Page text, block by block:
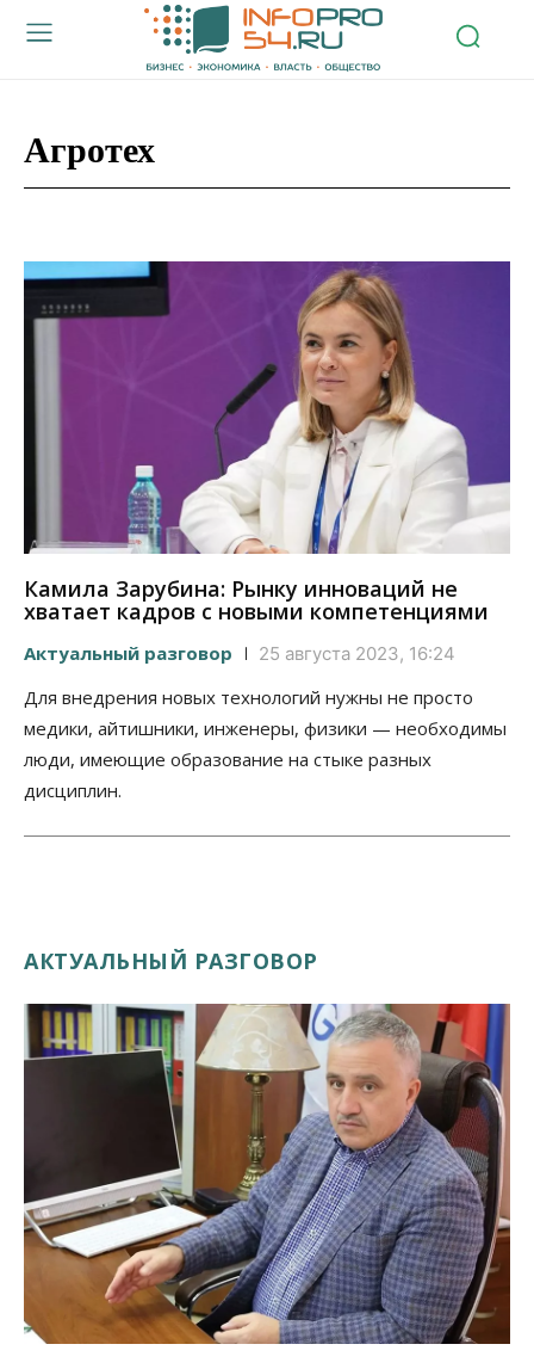
Агротех
Камила Зарубина: Рынку инноваций не
хватает кадров с новыми компетенциями
Актуальный разговор 25 августа 2023, 16:24
Для внедрения новых технологий нужны не просто
медики, айтишники, инженеры, физики — необходимы
люди, имеющие образование на стыке разных
дисциплин.
АКТУАЛЬНЫЙ РАЗГОВОР